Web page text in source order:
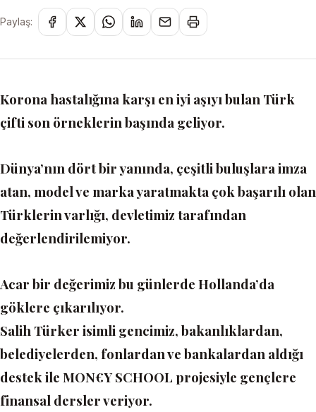
Paylaş:
Korona hastalığına karşı en iyi aşıyı bulan Türk
çifti son örneklerin başında geliyor.
Dünya’nın dört bir yanında, çeşitli buluşlara imza
atan, model ve marka yaratmakta çok başarılı olan
Türklerin varlığı, devletimiz tarafından
değerlendirilemiyor.
Acar bir değerimiz bu günlerde Hollanda’da
göklere çıkarılıyor.
Salih Türker isimli gencimiz, bakanlıklardan,
belediyelerden, fonlardan ve bankalardan aldığı
destek ile MON€Y SCHOOL projesiyle gençlere
finansal dersler veriyor.